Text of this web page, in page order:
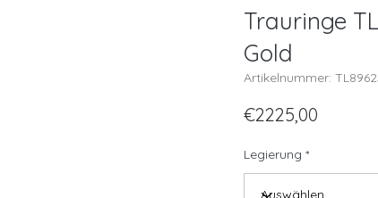
Trauringe
Gold
Artikelnummer:
€2225,00
Legierung